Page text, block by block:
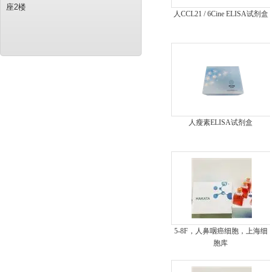
座2楼
人CCL21 / 6Cine ELISA试剂盒
人瘦素ELISA试剂盒
5-8F，人鼻咽癌细胞，上海细
胞库